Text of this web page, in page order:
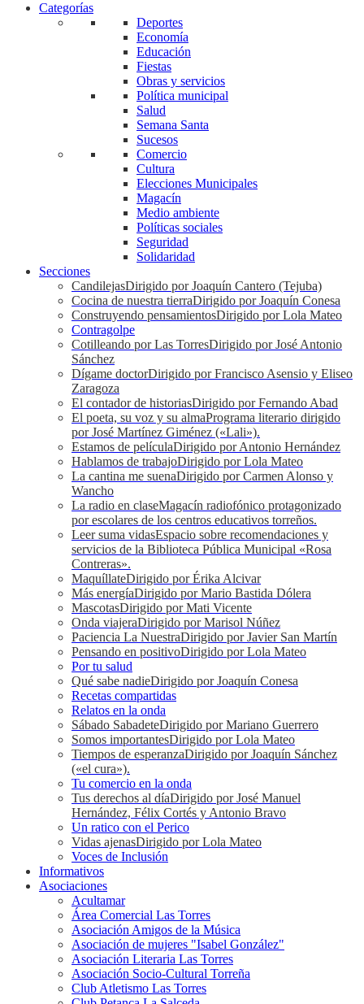
Categorías
Deportes
Economía
Educación
Fiestas
Obras y servicios
Política municipal
Salud
Semana Santa
Sucesos
Comercio
Cultura
Elecciones Municipales
Magacín
Medio ambiente
Políticas sociales
Seguridad
Solidaridad
Secciones
CandilejasDirigido por Joaquín Cantero (Tejuba)
Cocina de nuestra tierraDirigido por Joaquín Conesa
Construyendo pensamientosDirigido por Lola Mateo
Contragolpe
Cotilleando por Las TorresDirigido por José Antonio
Sánchez
Dígame doctorDirigido por Francisco Asensio y Eliseo
Zaragoza
El contador de historiasDirigido por Fernando Abad
El poeta, su voz y su almaPrograma literario dirigido
por José Martínez Giménez («Lali»).
Estamos de películaDirigido por Antonio Hernández
Hablamos de trabajoDirigido por Lola Mateo
La cantina me suenaDirigido por Carmen Alonso y
Wancho
La radio en claseMagacín radiofónico protagonizado
por escolares de los centros educativos torreños.
Leer suma vidasEspacio sobre recomendaciones y
servicios de la Biblioteca Pública Municipal «Rosa
Contreras».
MaquíllateDirigido por Érika Alcivar
Más energíaDirigido por Mario Bastida Dólera
MascotasDirigido por Mati Vicente
Onda viajeraDirigido por Marisol Núñez
Paciencia La NuestraDirigido por Javier San Martín
Pensando en positivoDirigido por Lola Mateo
Por tu salud
Qué sabe nadieDirigido por Joaquín Conesa
Recetas compartidas
Relatos en la onda
Sábado SabadeteDirigido por Mariano Guerrero
Somos importantesDirigido por Lola Mateo
Tiempos de esperanzaDirigido por Joaquín Sánchez
(«el cura»).
Tu comercio en la onda
Tus derechos al díaDirigido por José Manuel
Hernández, Félix Cortés y Antonio Bravo
Un ratico con el Perico
Vidas ajenasDirigido por Lola Mateo
Voces de Inclusión
Informativos
Asociaciones
Acultamar
Área Comercial Las Torres
Asociación Amigos de la Música
Asociación de mujeres "Isabel González"
Asociación Literaria Las Torres
Asociación Socio-Cultural Torreña
Club Atletismo Las Torres